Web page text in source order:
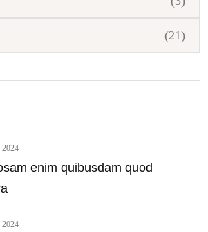
(21)
2024
enim quibusdam quod
2024